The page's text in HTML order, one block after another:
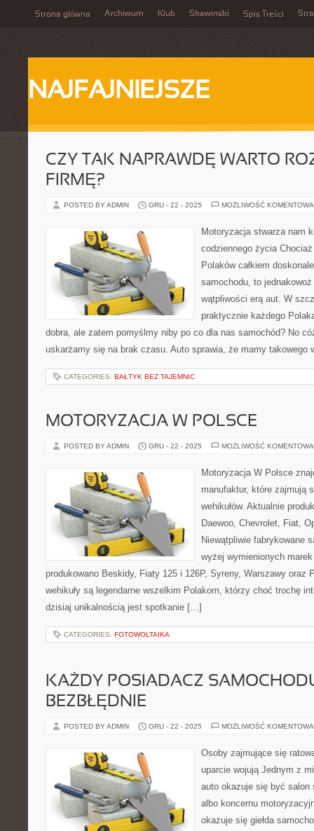
Strona główna Archiwum Klub Skawinski Spis Treści
NAJFAJNIEJSZE
CZY TAK NAPRAWDĘ WARTO
FIRMĘ?
POSTED BY ADMIN GRU - 22 - 2025 MOŻLIWOŚĆ
Motoryzacja stwarza nam
codziennego życia
Polaków całkiem
samochodu, to
wątpliwości erą aut. W
praktycznie każdego
dobra, ale zatem pomyślmy niby po co dla nas samochód? No
uskarżamy się na brak czasu. Auto sprawia, że mamy
CATEGORIES: BAŁTYK BEZ TAJEMNIC
MOTORYZACJA W POLSCE
POSTED BY ADMIN GRU - 22 - 2025 MOŻLIWOŚĆ
Motoryzacja W Polsce
manufaktur, które zajmują
wehikułów. Aktualnie
Daewoo, Chevrolet, Fiat,
Niewątpliwie fabrykowane
wyżej wymienionych
produkowano Beskidy, Fiaty 125 i 126P, Syreny, Warszawy oraz
wehikuły są legendarne wszelkim Polakom, którzy choć trochę
dzisiaj unikalnością jest spotkanie […]
CATEGORIES: FOTOWOLTAIKA
KAŻDY POSIADACZ
BEZBŁĘDNIE
POSTED BY ADMIN GRU - 22 - 2025 MOŻLIWOŚĆ
Osoby zajmujące się
uparcie wojują Jednym z
auto okazuje się być salon
albo koncernu
okazuje się giełda